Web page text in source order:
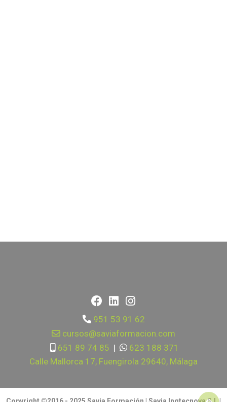
951 53 91 62
cursos@saviaformacion.com
651 89 74 85 |
623 188 371
Calle Mallorca 17, Fuengirola 29640, Málaga